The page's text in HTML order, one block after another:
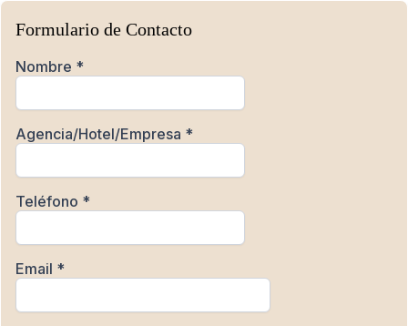
Formulario de Contacto
Nombre *
Agencia/Hotel/Empresa *
Teléfono *
Email *